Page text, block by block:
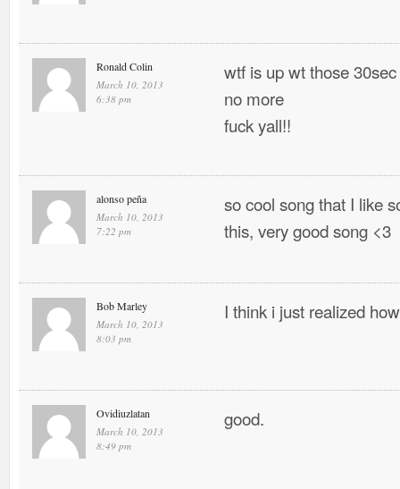
Ronald Colin
March 10, 2013
6:38 pm
wtf is up wt those
no more
fuck yall!!
alonso peña
March 10, 2013
7:22 pm
so cool song that I like
this, very good song <3
Bob Marley
March 10, 2013
8:03 pm
I think i just realized
Ovidiuzlatan
March 10, 2013
8:49 pm
good.